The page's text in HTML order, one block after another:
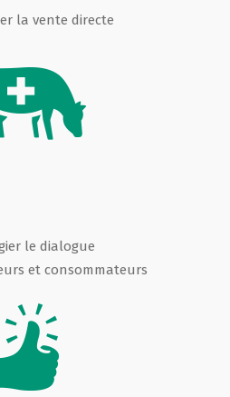
la vente directe
le dialogue
et consommateurs